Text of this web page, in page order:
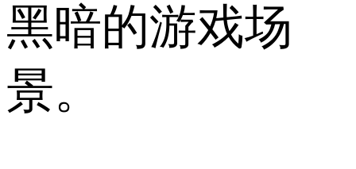
黑暗的游戏场
景。